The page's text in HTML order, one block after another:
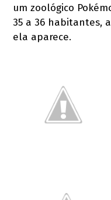
um zoológico
35 a 36 habitantes,
ela aparece.